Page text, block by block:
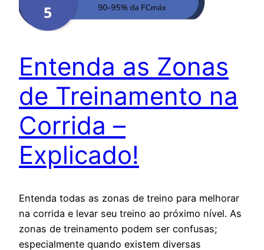
Entenda as Zonas
de Treinamento na
Corrida –
Explicado!
Entenda todas as zonas de treino para melhorar
na corrida e levar seu treino ao próximo nível. As
zonas de treinamento podem ser confusas;
especialmente quando existem diversas